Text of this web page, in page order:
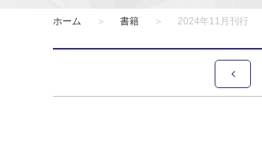
ホーム 書籍 2024年11月刊行